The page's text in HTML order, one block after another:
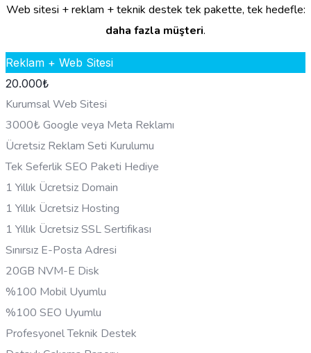
Web sitesi + reklam + teknik destek tek pakette, tek hedefle:
daha fazla müşteri.
Reklam + Web Sitesi
20.000₺
Kurumsal Web Sitesi
3000₺ Google veya Meta Reklamı
Ücretsiz Reklam Seti Kurulumu
Tek Seferlik SEO Paketi Hediye
1 Yıllık Ücretsiz Domain
1 Yıllık Ücretsiz Hosting
1 Yıllık Ücretsiz SSL Sertifikası
Sınırsız E-Posta Adresi
20GB NVM-E Disk
%100 Mobil Uyumlu
%100 SEO Uyumlu
Profesyonel Teknik Destek